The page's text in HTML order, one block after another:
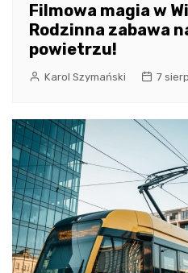
Filmowa magia w
Rodzinna zabawa
powietrzu!
Karol Szymański 7